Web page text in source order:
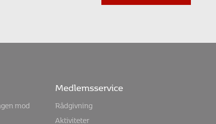
mod
Medlemsservice
Rådgivning
Aktiviteter